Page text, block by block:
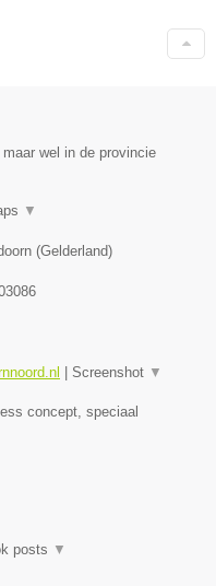
wel in de provincie
▼
(Gelderland)
Screenshot ▼
concept, speciaal
posts ▼